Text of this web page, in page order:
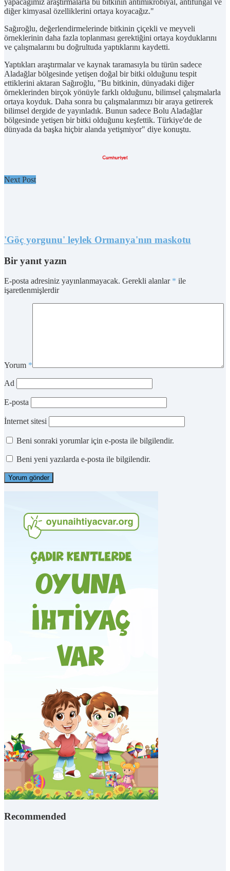
diğer kimyasal özelliklerini ortaya koyacağız."
Sağıroğlu, değerlendirmelerinde bitkinin çiçekli ve meyveli
örneklerinin daha fazla toplanması gerektiğini ortaya koyduklarını
ve çalışmalarını bu doğrultuda yaptıklarını kaydetti.
Yaptıkları araştırmalar ve kaynak taramasıyla bu türün sadece
Aladağlar bölgesinde yetişen doğal bir bitki olduğunu tespit
ettiklerini aktaran Sağıroğlu, "Bu bitkinin, dünyadaki diğer
örneklerinden birçok yönüyle farklı olduğunu, bilimsel çalışmalarla
ortaya koyduk. Daha sonra bu çalışmalarımızı bir araya getirerek
bilimsel dergide de yayınladık. Bunun sadece Bolu Aladağlar
bölgesinde yetişen bir bitki olduğunu keşfettik. Türkiye'de de
dünyada da başka hiçbir alanda yetişmiyor" diye konuştu.
Next Post
'Göç yorgunu' leylek Ormanya'nın maskotu
Bir yanıt yazın
E-posta adresiniz yayınlanmayacak. Gerekli alanlar * ile
işaretlenmişlerdir
Yorum *
Ad
E-posta
İnternet sitesi
Beni sonraki yorumlar için e-posta ile bilgilendir.
Beni yeni yazılarda e-posta ile bilgilendir.
Recommended